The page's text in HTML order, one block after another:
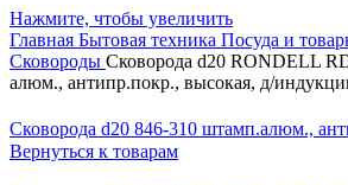
Нажмите, чтобы увеличить
Главная Бытовая техника Посуда и
Сковороды Сковорода d20 RONDELL
алюм., антипр.покр., высокая, д/
Сковорода d20 846-310 штамп.алюм.,
Вернуться к товарам